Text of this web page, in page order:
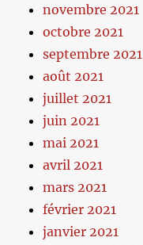
novembre 2021
octobre 2021
septembre 2021
août 2021
juillet 2021
juin 2021
mai 2021
avril 2021
mars 2021
février 2021
janvier 2021